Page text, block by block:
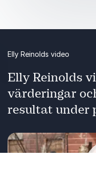
konkreta insikter
motståndskraften
kräver mer av oss
Elly Reinolds
värderingar
resultat under
Elly Reinolds video